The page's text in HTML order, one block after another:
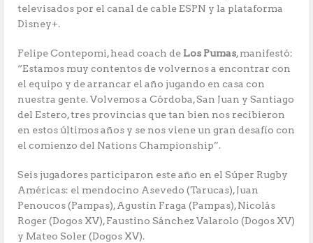
televisados por el canal de cable ESPN y la plataforma
Disney+.
Felipe Contepomi, head coach de Los Pumas, manifestó:
“Estamos muy contentos de volvernos a encontrar con
el equipo y de arrancar el año jugando en casa con
nuestra gente. Volvemos a Córdoba, San Juan y Santiago
del Estero, tres provincias que tan bien nos recibieron
en estos últimos años y se nos viene un gran desafío con
el comienzo del Nations Championship”.
Seis jugadores participaron este año en el Súper Rugby
Américas: el mendocino Asevedo (Tarucas), Juan
Penoucos (Pampas), Agustín Fraga (Pampas), Nicolás
Roger (Dogos XV), Faustino Sánchez Valarolo (Dogos XV)
y Mateo Soler (Dogos XV).